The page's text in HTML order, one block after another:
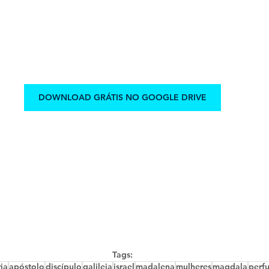
DOWNLOAD GRÁTIS NO GOOGLE DRIVE
Tags:
apóstolodiscípulogalileia israel madalena mulheresmagdala